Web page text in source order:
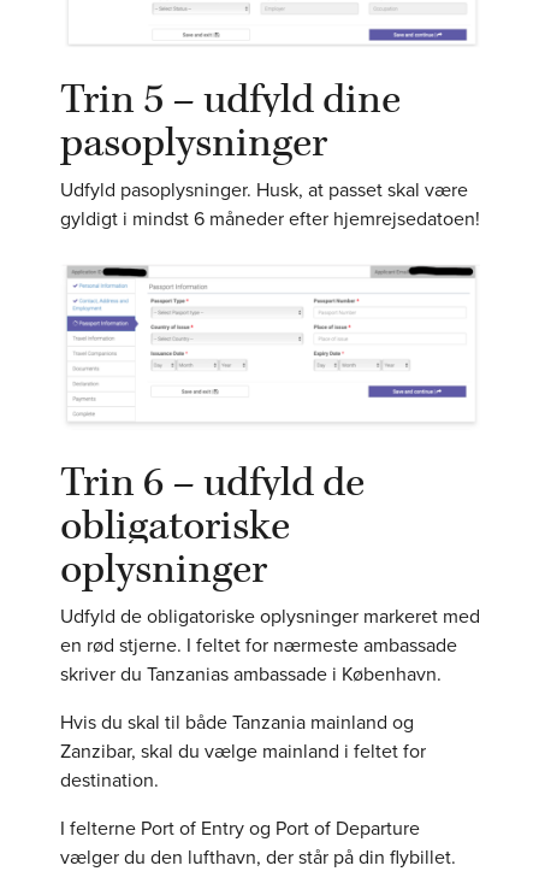
Trin 5 – udfyld dine
pasoplysninger
Udfyld pasoplysninger. Husk, at passet skal være
gyldigt i mindst 6 måneder efter hjemrejsedatoen!
Trin 6 – udfyld de
obligatoriske
oplysninger
Udfyld de obligatoriske oplysninger markeret med
en rød stjerne. I feltet for nærmeste ambassade
skriver du Tanzanias ambassade i København.
Hvis du skal til både Tanzania mainland og
Zanzibar, skal du vælge mainland i feltet for
destination.
I felterne Port of Entry og Port of Departure
vælger du den lufthavn, der står på din flybillet.